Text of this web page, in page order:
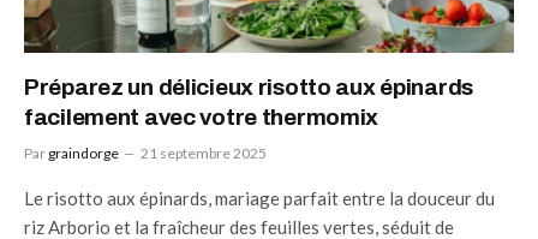
Préparez un délicieux risotto aux épinards
facilement avec votre thermomix
Par graindorge 21 septembre 2025
Le risotto aux épinards, mariage parfait entre la douceur du
riz Arborio et la fraîcheur des feuilles vertes, séduit de